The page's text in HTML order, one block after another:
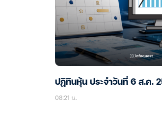
ปฏิทินหุ้น ประจำวันที่ 6 ส.ค.
08:21 น.